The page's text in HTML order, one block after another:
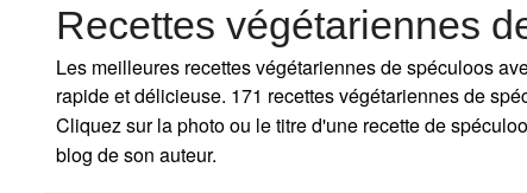
Recettes végétariennes
Les meilleures recettes végétariennes de spéculoos
rapide et délicieuse. 171 recettes végétariennes de
Cliquez sur la photo ou le titre d'une recette de
blog de son auteur.